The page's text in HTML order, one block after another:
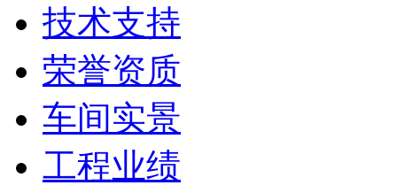
技术支持
荣誉资质
车间实景
工程业绩